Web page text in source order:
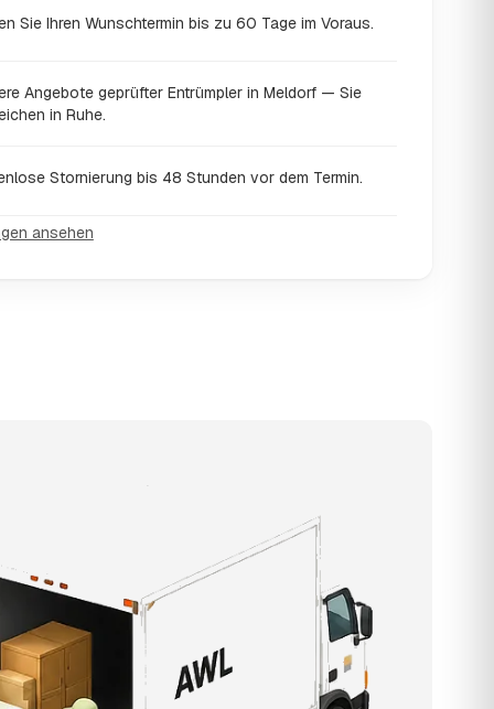
Sie Ihren Wunschtermin bis zu 60 Tage im Voraus.
Angebote geprüfter Entrümpler in Meldorf — Sie
in Ruhe.
Stornierung bis 48 Stunden vor dem Termin.
ansehen